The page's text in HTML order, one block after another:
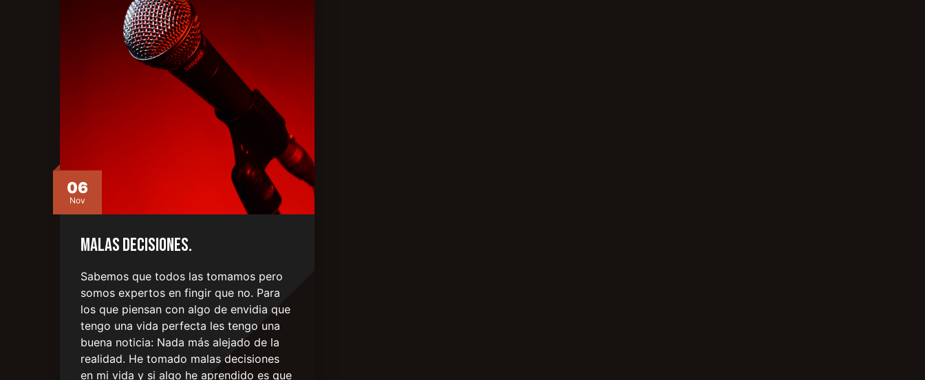
06
Nov
Malas decisiones.
Sabemos que todos las tomamos pero
somos expertos en fingir que no. Para
los que piensan con algo de envidia que
tengo una vida perfecta les tengo una
buena noticia: Nada más alejado de la
realidad. He tomado malas decisiones
en mi vida y si algo he aprendido es que